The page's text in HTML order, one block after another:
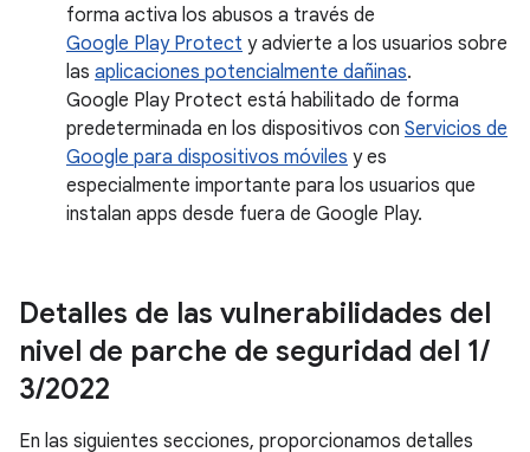
forma activa los abusos a través de
Google Play Protect y advierte a los usuarios sobre
las aplicaciones potencialmente dañinas.
Google Play Protect está habilitado de forma
predeterminada en los dispositivos con Servicios de
Google para dispositivos móviles y es
especialmente importante para los usuarios que
instalan apps desde fuera de Google Play.
Detalles de las vulnerabilidades del
nivel de parche de seguridad del 1/
3/2022
En las siguientes secciones, proporcionamos detalles